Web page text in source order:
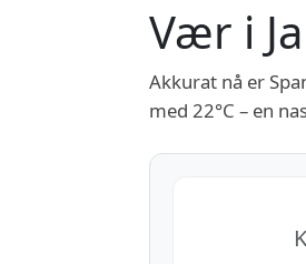
Vær i
Akkurat nå er
med 22°C – en